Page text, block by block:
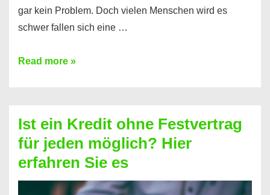
gar kein Problem. Doch vielen Menschen wird es
schwer fallen sich eine …
Kreditkarte
Prepaid
ist
nicht
nur
Read more »
Ist ein Kredit ohne Festvertrag
für jeden möglich? Hier
erfahren Sie es